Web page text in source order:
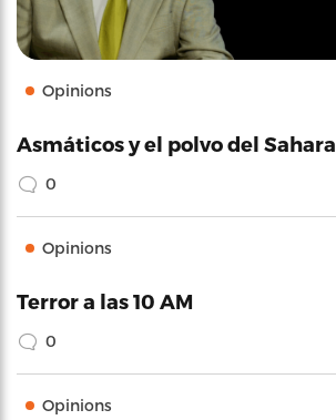
Opinions
Asmáticos y el polvo del Sahara
0
Opinions
Terror a las 10 AM
0
Opinions